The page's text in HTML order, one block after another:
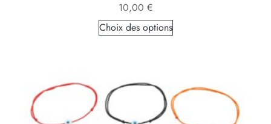
10,00 €
Choix des options